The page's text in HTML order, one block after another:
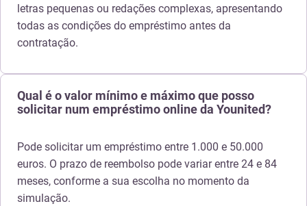
letras pequenas ou redações complexas, apresentando
todas as condições do empréstimo antes da
contratação.
Qual é o valor mínimo e máximo que posso
solicitar num empréstimo online da Younited?
Pode solicitar um empréstimo entre 1.000 e 50.000
euros. O prazo de reembolso pode variar entre 24 e 84
meses, conforme a sua escolha no momento da
simulação.